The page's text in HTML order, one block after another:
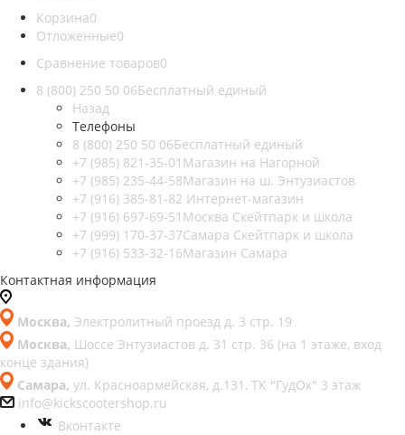
Корзина0
Отложенные0
Сравнение товаров0
8 (800) 250 50 06Бесплатный единый
Назад
Телефоны
8 (800) 250 50 06Бесплатный единый
+7 (985) 821-35-01 Магазин на Нагорной
+7 (985) 235-44-58Магазин на ш. Энтузиастов
+7 (916) 385-81-82 Интернет-магазин
+7 (916) 697-69-51 Москва Скейтпарк и школа
+7 (999) 170-37-37Самара Скейтпарк и школа
+7 (916) 533-32-16Магазин Самара
Контактная информация
Москва, Электролитный проезд д. 3 стр. 19
Москва, Шоссе Энтузиастов д. 31 стр. 36 (на 1 этаже, вход
конце здания)
Самара, ул. Красноармейская, д.131, ТК "ГудОк" 3 этаж
info@kickscootershop.ru
Вконтакте